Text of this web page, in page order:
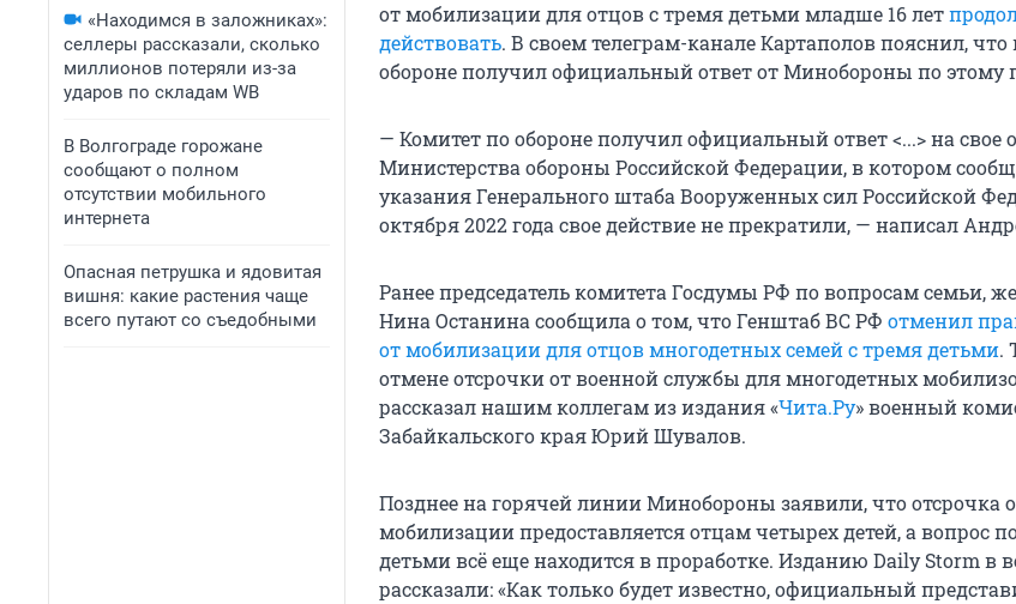
«Находимся в заложниках»:
селлеры рассказали, сколько
миллионов потеряли из-за
ударов по складам WB
В Волгограде горожане
сообщают о полном
отсутствии мобильного
интернета
Опасная петрушка и ядовитая
вишня: какие растения чаще
всего путают со съедобными
от мобилизации для отцов с тремя детьми младше 16 лет
действовать. В своем телеграм-канале Картаполов пояснил, что
обороне получил официальный ответ от Минобороны по этому
— Комитет по обороне получил официальный ответ <...> на свое
Министерства обороны Российской Федерации, в котором
указания Генерального штаба Вооруженных сил Российской
октября 2022 года свое действие не прекратили, — написал
Ранее председатель комитета Госдумы РФ по вопросам семьи,
Нина Останина сообщила о том, что Генштаб ВС РФ отменил
от мобилизации для отцов многодетных семей с тремя детьми.
отмене отсрочки от военной службы для многодетных
рассказал нашим коллегам из издания «Чита.Ру» военный
Забайкальского края Юрий Шувалов.
Позднее на горячей линии Минобороны заявили, что отсрочка
мобилизации предоставляется отцам четырех детей, а вопрос
детьми всё еще находится в проработке. Изданию Daily Storm в
рассказали: «Как только будет известно, официальный